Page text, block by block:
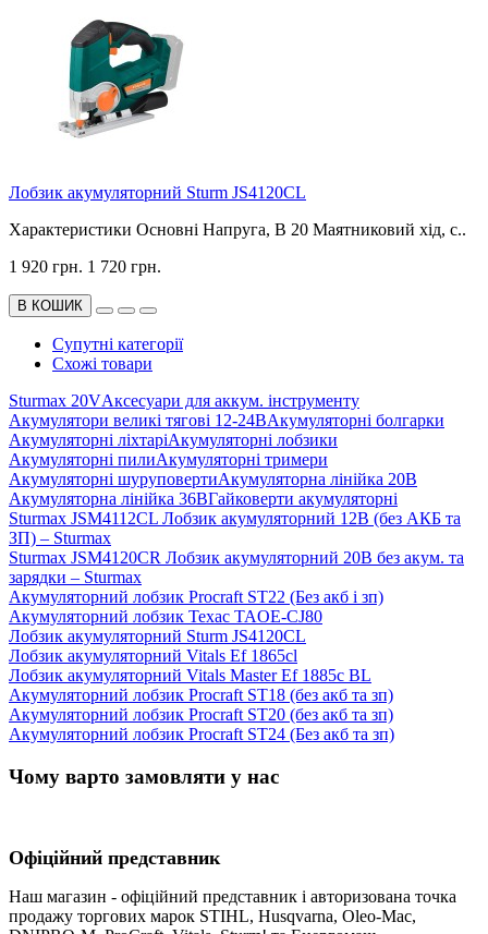
Лобзик акумуляторний Sturm JS4120CL
Характеристики Основні Напруга, В 20 Маятниковий хід, с..
1 920 грн. 1 720 грн.
В КОШИК
Супутні категорії
Схожі товари
Sturmax 20VАксесуари для аккум. інструменту
Акумулятори великі тягові 12-24ВАкумуляторні болгарки
Акумуляторні ліхтаріАкумуляторні лобзики
Акумуляторні пилиАкумуляторні тримери
Акумуляторні шуруповертиАкумуляторна лінійка 20В
Акумуляторна лінійка 36ВГайковерти акумуляторні
Sturmax JSM4112CL Лобзик акумуляторний 12В (без АКБ та
ЗП) – Sturmax
Sturmax JSM4120CR Лобзик акумуляторний 20В без акум. та
зарядки – Sturmax
Акумуляторний лобзик Procraft ST22 (Без акб і зп)
Акумуляторний лобзик Техас TAOE-CJ80
Лобзик акумуляторний Sturm JS4120CL
Лобзик акумуляторний Vitals Ef 1865сl
Лобзик акумуляторний Vitals Master Ef 1885с BL
Акумуляторний лобзик Procraft ST18 (без акб та зп)
Акумуляторний лобзик Procraft ST20 (без акб та зп)
Акумуляторний лобзик Procraft ST24 (Без акб та зп)
Чому варто замовляти у нас
Офіційний представник
Наш магазин - офіційний представник і авторизована точка
продажу торгових марок STIHL, Husqvarna, Oleo-Mac,